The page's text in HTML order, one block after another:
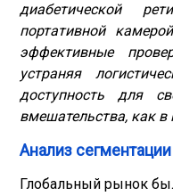
диабетической
портативной
эффективные
устраняя
доступность для
вмешательства, как в
Анализ сегментации
Глобальный рынок